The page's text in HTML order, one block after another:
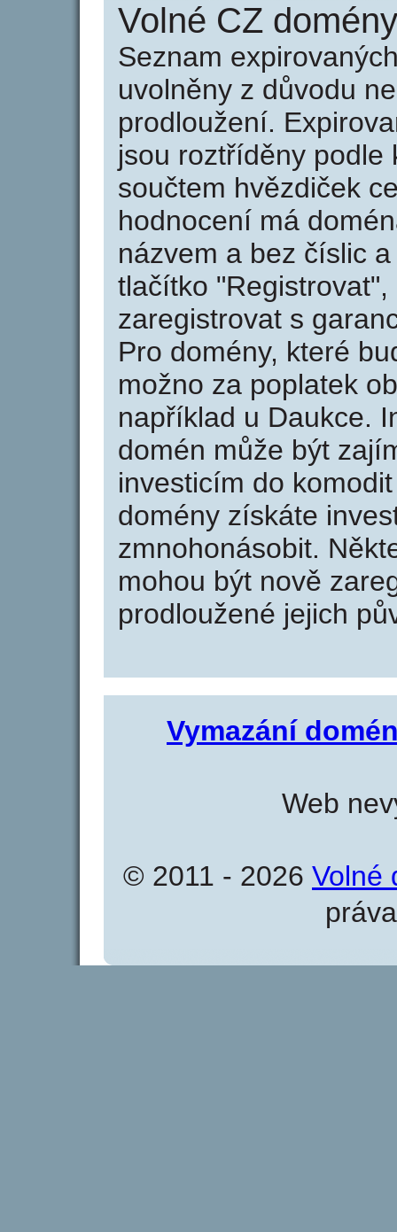
Volné CZ
Seznam
uvolněny z důvodu
prodloužení.
jsou roztříděny podle
součtem hvězdiček
hodnocení má
názvem a bez číslic
tlačítko
zaregistrovat s
Pro domény, které
možno za poplatek
například u Daukce.
domén může být
investicím do
domény získáte
zmnohonásobit.
mohou být nově
prodloužené jejich
Vymazání
Web
© 2011 - 2026 Volné